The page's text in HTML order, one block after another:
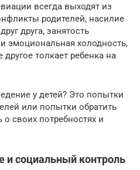
всегда выходят из
родителей, насилие
друга, занятость
эмоциональная холодность,
толкает ребенка на
у детей? Это попытки
или попытки обратить
своих потребностях и
и социальный контроль